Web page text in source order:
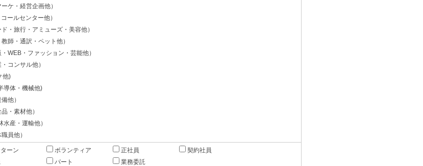
ケ・経営企画他）
ールセンター他）
・旅行・アミューズ・美容他）
師・通訳・ペット他）
WEB・ファッション・芸能他）
コンサル他）
他)
導体・機械他)
他）
・素材他）
産・運輸他）
員他）
ーン ボランティア 正社員
契約社員
パート 業務委託